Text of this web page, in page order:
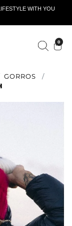
WITH YOU
0
GORROS